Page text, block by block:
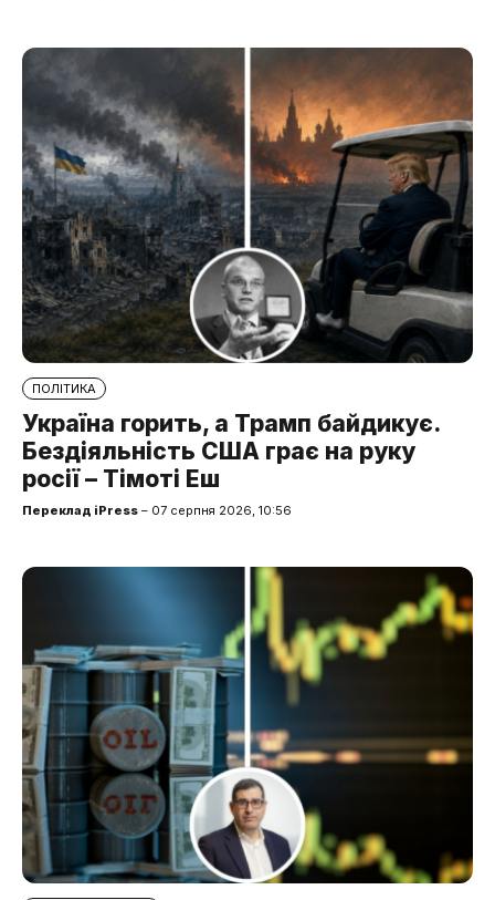
ПОЛІТИКА
Україна горить, а Трамп байдикує.
Бездіяльність США грає на руку
росії – Тімоті Еш
Переклад iPress – 07 серпня 2026, 10:56